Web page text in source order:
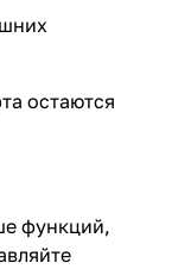
остаются
функций,